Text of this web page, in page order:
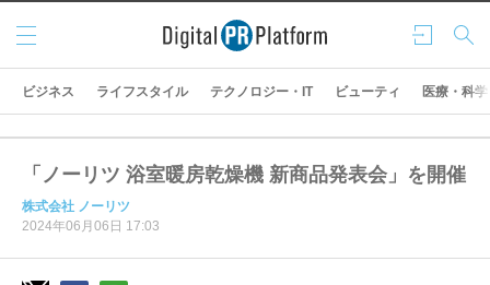
ログ
イン
検索
メニ
ュー
ビジネス ライフスタイル テクノロジー・IT ビューティ 医療・科学
「ノーリツ 浴室暖房乾燥機 新商品発表会」を開催
株式会社 ノーリツ
2024年06月06日 17:03